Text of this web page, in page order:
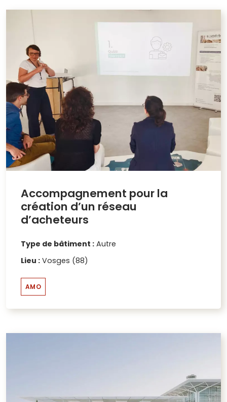
Accompagnement pour la
création d’un réseau
d’acheteurs
Type de bâtiment :Autre
Lieu :Vosges (88)
AMO